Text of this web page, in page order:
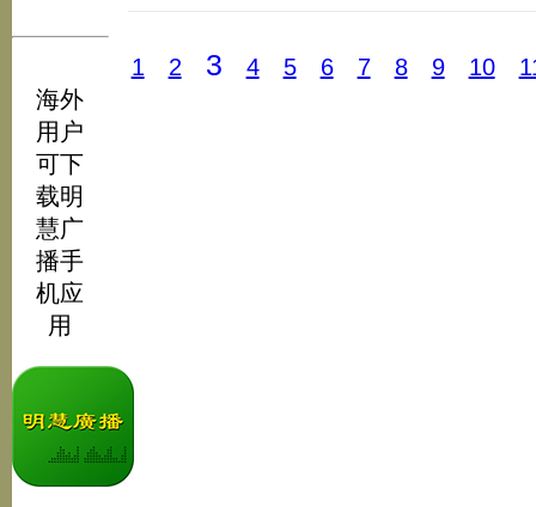
海外
用户
可下
载明
慧广
播手
机应
用
1 2 3 4 5 6 7 8 9 10